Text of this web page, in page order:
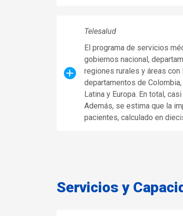
Telesalud
El programa de servicios
gobiernos nacional,
regiones rurales y áreas
departamentos de
Latina y Europa. En total,
Además, se estima que la
pacientes, calculado en
Servicios y